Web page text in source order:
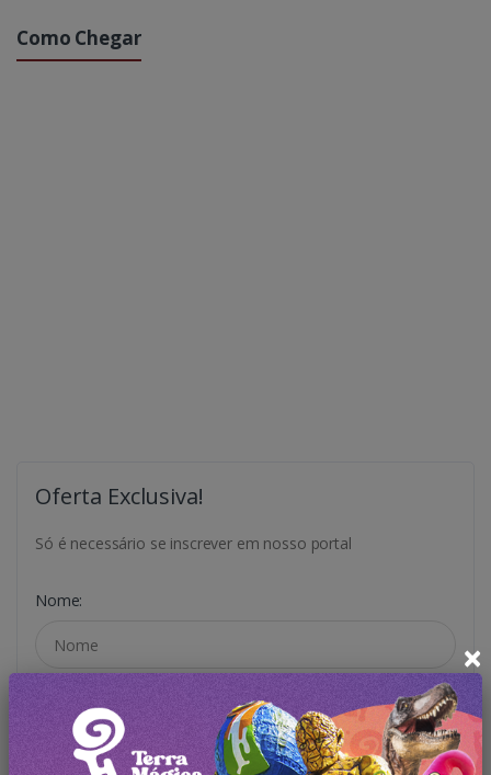
Como Chegar
Oferta Exclusiva!
Só é necessário se inscrever em nosso portal
Nome:
×